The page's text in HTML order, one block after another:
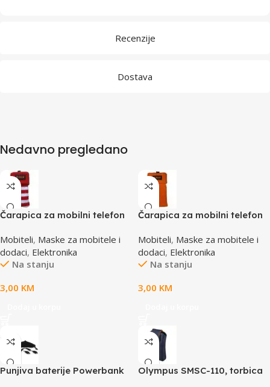
Recenzije
Dostava
Nedavno pregledano
Čarapica za mobilni telefon
65x100mm
Mobiteli, Maske za mobitele i
dodaci, Elektronika
Na stanju
3,00 KM
Čarapica za mobilni telefon
65x100mm
Mobiteli, Maske za mobitele i
dodaci, Elektronika
Na stanju
3,00 KM
Punjiva baterije Powerbank
Olympus SMSC-110, torbica